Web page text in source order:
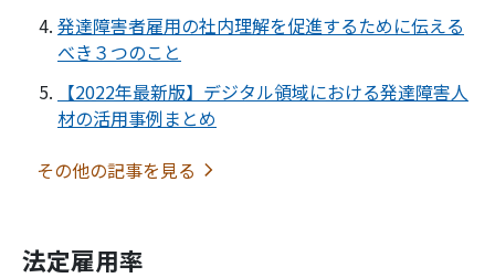
発達障害者雇用の社内理解を促進するために伝える
べき３つのこと
【2022年最新版】デジタル領域における発達障害人
材の活用事例まとめ
その他の記事を見る
法定雇用率